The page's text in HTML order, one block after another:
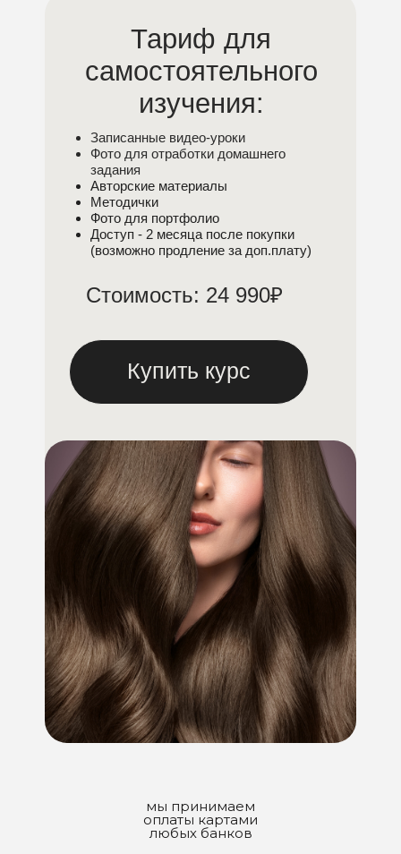
Стоимость: 24 990₽
Записанные видео-уроки
Фото для отработки домашнего
задания
Авторские материалы
Методички
Фото для портфолио
Доступ - 2 месяца после покупки
(возможно продление за доп.плату)
Тариф для
самостоятельного
изучения:
Купить курс
мы принимаем
оплаты картами
любых банков